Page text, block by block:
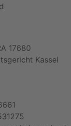
17680
Kassel